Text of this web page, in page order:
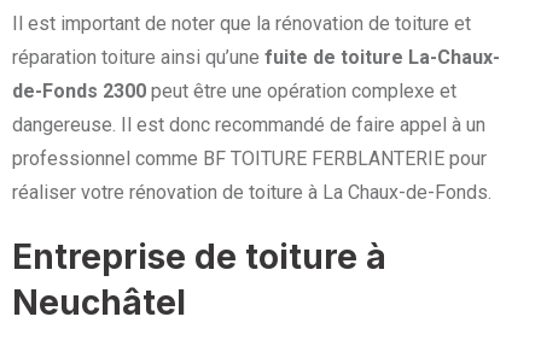
Il est important de noter que la rénovation de toiture et
réparation toiture ainsi qu’une fuite de toiture La-Chaux-
de-Fonds 2300 peut être une opération complexe et
dangereuse. Il est donc recommandé de faire appel à un
professionnel comme BF TOITURE FERBLANTERIE pour
réaliser votre rénovation de toiture à La Chaux-de-Fonds.
Entreprise de toiture à
Neuchâtel